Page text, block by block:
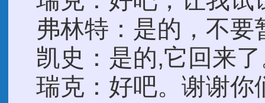
弗林特：是的，不要
凯史：是的,它回来
瑞克：好吧。谢谢你